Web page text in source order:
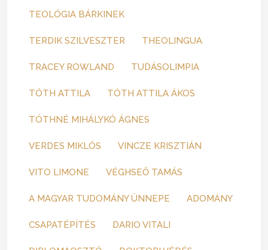
TEOLÓGIA BÁRKINEK
TERDIK SZILVESZTER THEOLINGUA
TRACEY ROWLAND TUDÁSOLIMPIA
TÓTH ATTILA TÓTH ATTILA ÁKOS
TÓTHNÉ MIHÁLYKÓ ÁGNES
VERDES MIKLÓS VINCZE KRISZTIÁN
VITO LIMONE VÉGHSEŐ TAMÁS
A MAGYAR TUDOMÁNY ÜNNEPE ADOMÁNY
CSAPATÉPÍTÉS DARIO VITALI